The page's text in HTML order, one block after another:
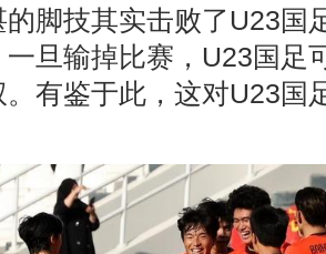
脚技其实击败了U23国
旦输掉比赛，U23国足
。有鉴于此，这对U23国